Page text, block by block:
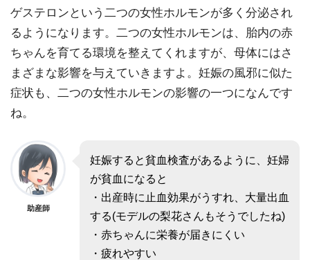
ゲステロンという二つの女性ホルモンが多く分泌され
るようになります。二つの女性ホルモンは、胎内の赤
ちゃんを育てる環境を整えてくれますが、母体にはさ
まざまな影響を与えていきますよ。妊娠の風邪に似た
症状も、二つの女性ホルモンの影響の一つになんです
ね。
助産師
妊娠すると貧血検査があるように、妊婦
が貧血になると
・出産時に止血効果がうすれ、大量出血
する(モデルの梨花さんもそうでしたね)
・赤ちゃんに栄養が届きにくい
・疲れやすい